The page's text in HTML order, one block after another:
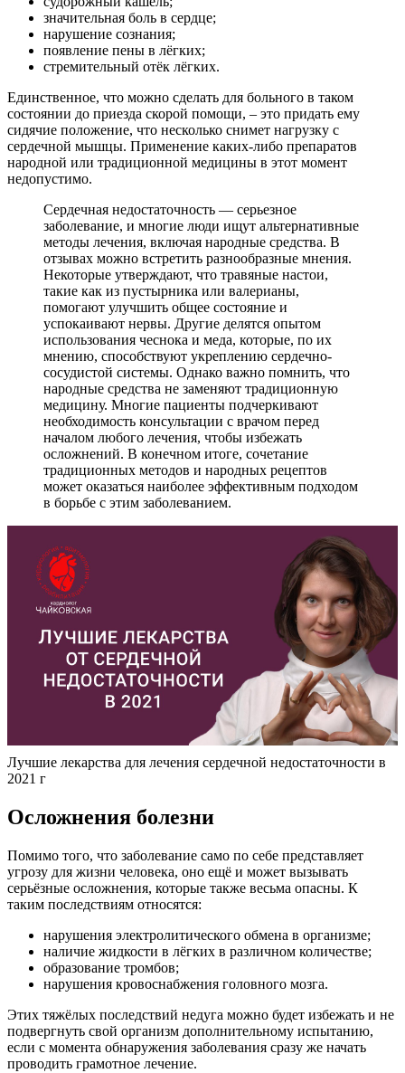
значительная боль в сердце;
нарушение сознания;
появление пены в лёгких;
стремительный отёк лёгких.
Единственное, что можно сделать для больного в таком
состоянии до приезда скорой помощи, – это придать ему
сидячие положение, что несколько снимет нагрузку с
сердечной мышцы. Применение каких-либо препаратов
народной или традиционной медицины в этот момент
недопустимо.
Сердечная недостаточность — серьезное
заболевание, и многие люди ищут альтернативные
методы лечения, включая народные средства. В
отзывах можно встретить разнообразные мнения.
Некоторые утверждают, что травяные настои,
такие как из пустырника или валерианы,
помогают улучшить общее состояние и
успокаивают нервы. Другие делятся опытом
использования чеснока и меда, которые, по их
мнению, способствуют укреплению сердечно-
сосудистой системы. Однако важно помнить, что
народные средства не заменяют традиционную
медицину. Многие пациенты подчеркивают
необходимость консультации с врачом перед
началом любого лечения, чтобы избежать
осложнений. В конечном итоге, сочетание
традиционных методов и народных рецептов
может оказаться наиболее эффективным подходом
в борьбе с этим заболеванием.
Лучшие лекарства для лечения сердечной недостаточности в
2021 г
Осложнения болезни
Помимо того, что заболевание само по себе представляет
угрозу для жизни человека, оно ещё и может вызывать
серьёзные осложнения, которые также весьма опасны. К
таким последствиям относятся:
нарушения электролитического обмена в организме;
наличие жидкости в лёгких в различном количестве;
образование тромбов;
нарушения кровоснабжения головного мозга.
Этих тяжёлых последствий недуга можно будет избежать и не
подвергнуть свой организм дополнительному испытанию,
если с момента обнаружения заболевания сразу же начать
проводить грамотное лечение.